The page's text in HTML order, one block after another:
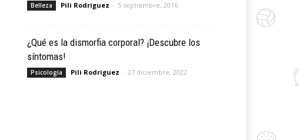
Belleza Pili Rodriguez - 5 septiembre, 2016
¿Qué es la dismorfia corporal? ¡Descubre los
síntomas!
Psicología Pili Rodriguez - 27 diciembre, 2022